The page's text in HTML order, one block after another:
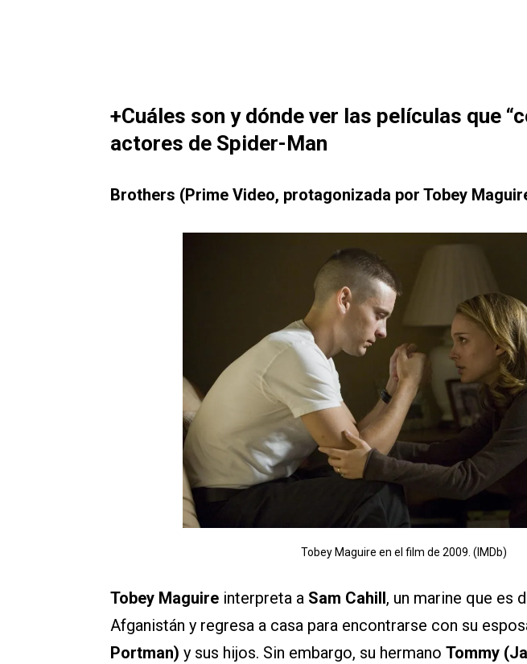
+Cuáles son y dónde ver las películas que
actores de Spider-Man
Brothers (Prime Video, protagonizada por Tobey
Tobey Maguire en el film de 2009. (IMDb)
Tobey Maguire interpreta a Sam Cahill, un marine que es
Afganistán y regresa a casa para encontrarse con su
Portman) y sus hijos. Sin embargo, su hermano Tommy